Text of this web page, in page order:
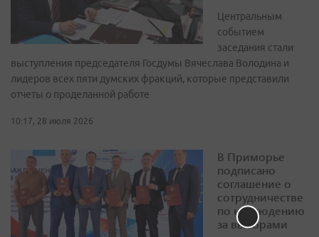
Центральным
событием
заседания стали
выступления председателя Госдумы Вячеслава Володина и
лидеров всех пяти думских фракций, которые представили
отчеты о проделанной работе
10:17, 28 июля 2026
В Приморье
подписано
соглашение о
сотрудничестве
по наблюдению
за выборами